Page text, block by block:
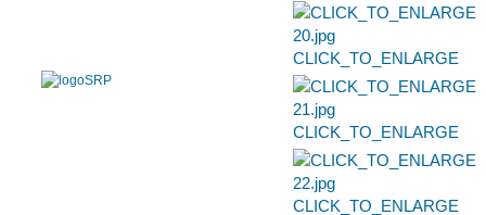
CLICK_TO_ENLARGE
CLICK_TO_ENLARGE
CLICK_TO_ENLARGE